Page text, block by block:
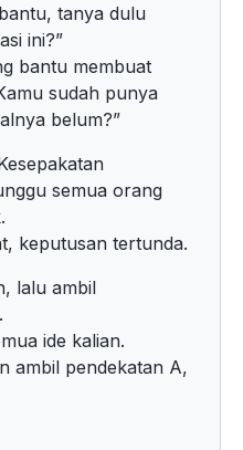
tanya dulu
ini?”
bantu membuat
sudah punya
belum?”
semua orang
keputusan tertunda.
lalu ambil
ide kalian.
ambil pendekatan A,